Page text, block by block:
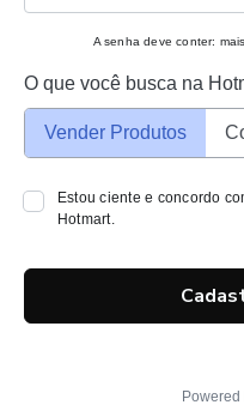
A senha deve conter:
O que você busca na
Vender Produtos
Estou ciente e concordo
Hotmart.
Powered